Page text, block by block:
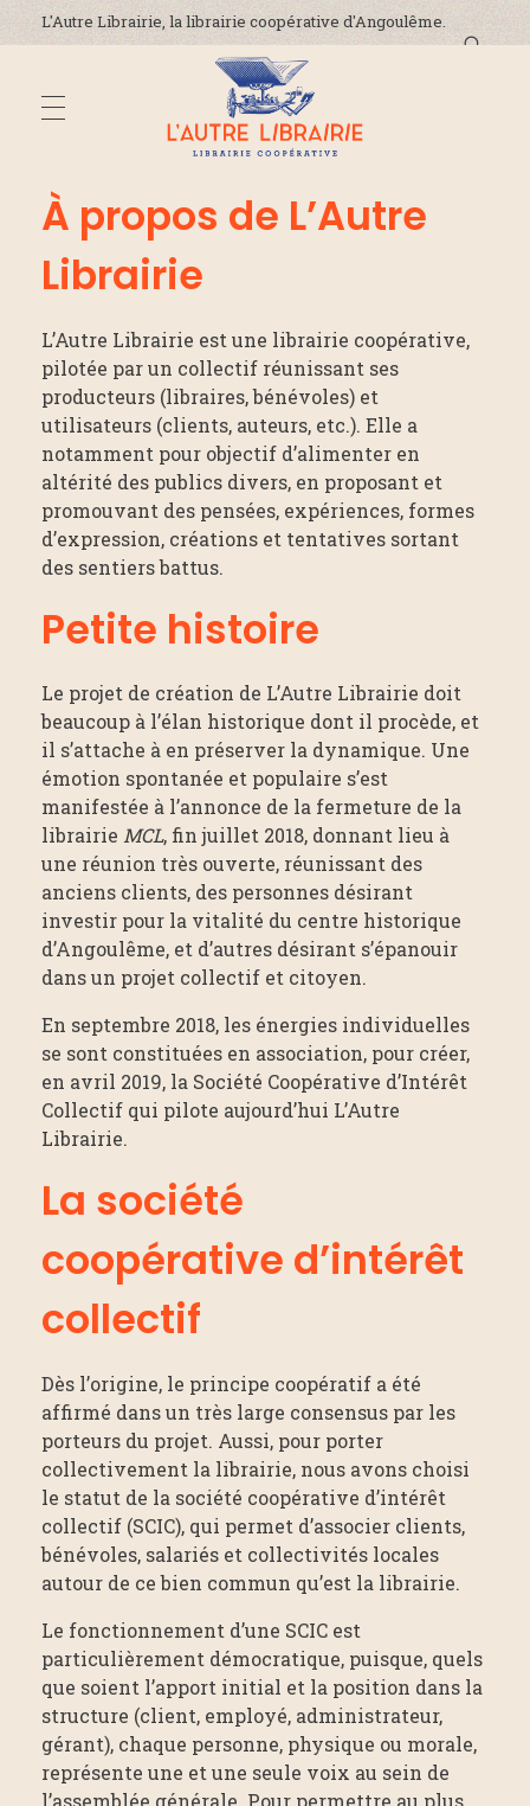
L'Autre Librairie, la librairie coopérative d'Angoulême.
L'Autre Librairie
Librairie coopérative, généraliste, indépendante, à Angoulême en Charente
DÉCOUVREZ-NOUS
La coopérative
La librairie
On parle de nous !
Nous contacter
ADRESSE ET HORAIRES
ÉVÈNEMENTS
ACTUALITÉS
À propos de L’Autre
Librairie
L’Autre Librairie est une librairie coopérative,
pilotée par un collectif réunissant ses
producteurs (libraires, bénévoles) et
utilisateurs (clients, auteurs, etc.). Elle a
notamment pour objectif d’alimenter en
altérité des publics divers, en proposant et
promouvant des pensées, expériences, formes
d’expression, créations et tentatives sortant
des sentiers battus.
Petite histoire
Le projet de création de L’Autre Librairie doit
beaucoup à l’élan historique dont il procède, et
il s’attache à en préserver la dynamique. Une
émotion spontanée et populaire s’est
manifestée à l’annonce de la fermeture de la
librairie MCL, fin juillet 2018, donnant lieu à
une réunion très ouverte, réunissant des
anciens clients, des personnes désirant
investir pour la vitalité du centre historique
d’Angoulême, et d’autres désirant s’épanouir
dans un projet collectif et citoyen.
En septembre 2018, les énergies individuelles
se sont constituées en association, pour créer,
en avril 2019, la Société Coopérative d’Intérêt
Collectif qui pilote aujourd’hui L’Autre
Librairie.
La société
coopérative d’intérêt
collectif
Dès l’origine, le principe coopératif a été
affirmé dans un très large consensus par les
porteurs du projet. Aussi, pour porter
collectivement la librairie, nous avons choisi
le statut de la société coopérative d’intérêt
collectif (SCIC), qui permet d’associer clients,
bénévoles, salariés et collectivités locales
autour de ce bien commun qu’est la librairie.
Le fonctionnement d’une SCIC est
particulièrement démocratique, puisque, quels
que soient l’apport initial et la position dans la
structure (client, employé, administrateur,
gérant), chaque personne, physique ou morale,
représente une et une seule voix au sein de
l’assemblée générale. Pour permettre au plus